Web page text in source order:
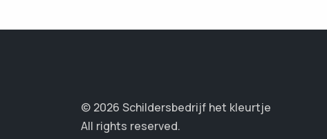
© 2026 Schildersbedrijf het kleurtje
All rights reserved.